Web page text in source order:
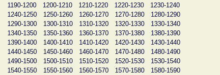
1190-1200
1200-1210 1210-1220 1220-1230
1230-1240
1240-1250
1250-1260 1260-1270 1270-1280
1280-1290
1290-1300
1300-1310 1310-1320 1320-1330
1330-1340
1340-1350
1350-1360 1360-1370 1370-1380
1380-1390
1390-1400
1400-1410 1410-1420 1420-1430
1430-1440
1440-1450
1450-1460 1460-1470 1470-1480
1480-1490
1490-1500
1500-1510 1510-1520 1520-1530
1530-1540
1540-1550
1550-1560 1560-1570 1570-1580
1580-1590